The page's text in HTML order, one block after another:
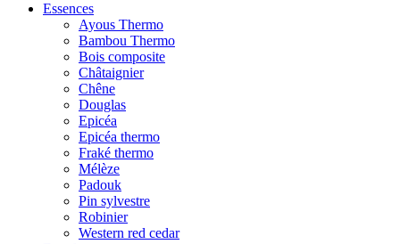
Essences
Ayous Thermo
Bambou Thermo
Bois composite
Châtaignier
Chêne
Douglas
Epicéa
Epicéa thermo
Fraké thermo
Mélèze
Padouk
Pin sylvestre
Robinier
Western red cedar